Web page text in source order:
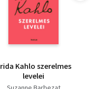
Kahlo szerelmes
levelei